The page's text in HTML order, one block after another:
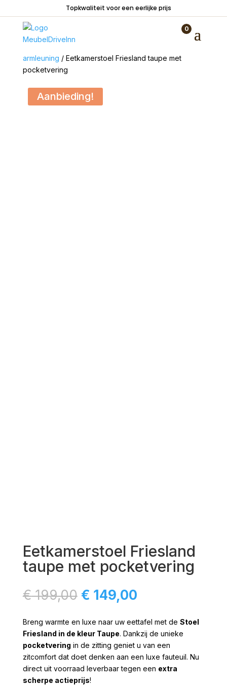
Topkwaliteit voor een eerlijke prijs
0
armleuning / Eetkamerstoel Friesland taupe met
pocketvering
Aanbieding!
Eetkamerstoel Friesland
taupe met pocketvering
€199,00 Oorspronkelijke
was:
€ 199,00.
€ 149,00Huidige
is:
€ 149,00.
Breng warmte en luxe naar uw eettafel met de Stoel
Friesland in de kleur Taupe. Dankzij de unieke
pocketvering in de zitting geniet u van een
zitcomfort dat doet denken aan een luxe fauteuil. Nu
direct uit voorraad leverbaar tegen een extra
scherpe actieprijs!